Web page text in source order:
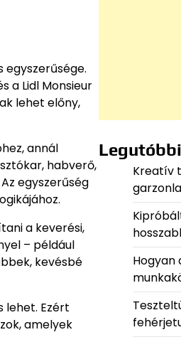
egyszerűsége.
a Lidl Monsieur
lehet előny,
annál
habverő,
egyszerűség
a keverési,
– például
kevésbé
lehet. Ezért
amelyek
Kreatív
Hogyan